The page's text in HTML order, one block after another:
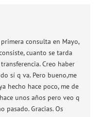
consulta en Mayo,
cuanto se tarda
Creo haber
sí q va. Pero bueno,me
hecho hace poco, me de
unos años pero veo q
pasado. Gracias. Os